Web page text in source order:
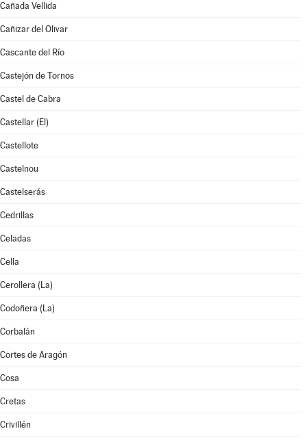
Cañada Vellida
Cañizar del Olivar
Cascante del Río
Castejón de Tornos
Castel de Cabra
Castellar (El)
Castellote
Castelnou
Castelserás
Cedrillas
Celadas
Cella
Cerollera (La)
Codoñera (La)
Corbalán
Cortes de Aragón
Cosa
Cretas
Crivillén